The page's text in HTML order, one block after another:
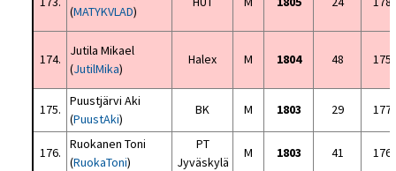
(MATYKVLAD)
174.
Jutila Mikael
(JutilMika)
Halex M 1804 48
175.
Puustjärvi Aki
(PuustAki)
BK M 1803 29
176.
Ruokanen Toni
(RuokaToni)
PT
Jyväskylä
M 1803 41